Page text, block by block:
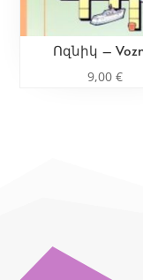
Ոզնիկ –
9,00€